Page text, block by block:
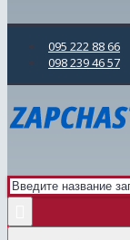
095 222 88 66
098 239 46 57